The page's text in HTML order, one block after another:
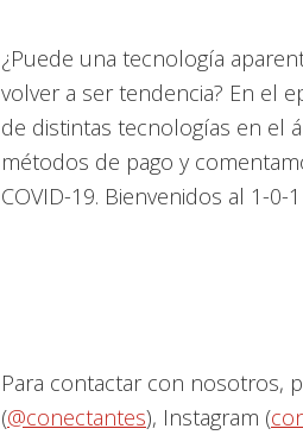
¿Puede una tecnología
volver a ser tendencia? En el
de distintas tecnologías en el
métodos de pago y
COVID-19. Bienvenidos al 1-0-1
Para contactar con nosotros,
(@conectantes), Instagram (